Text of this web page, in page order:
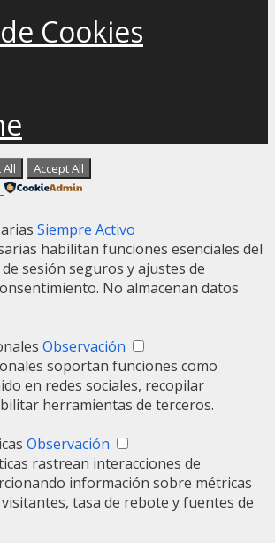
Cookies
All Accept All
Siempre Activo
habilitan funciones esenciales del
sesión seguros y ajustes de
No almacenan datos
Observación
soportan funciones como
en redes sociales, recopilar
herramientas de terceros.
Observación
rastrean interacciones de
información sobre métricas
tasa de rebote y fuentes de